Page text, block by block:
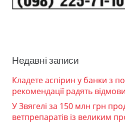
Недавні записи
Кладете аспірин у банки з
рекомендації радять
У Звягелі за 150 млн грн
ветпрепаратів із великим